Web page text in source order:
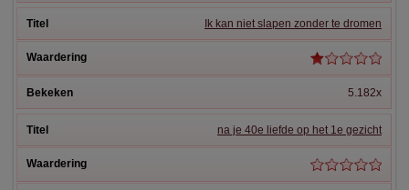
Ik kan niet slapen zonder te dromen
5.182x
na je 40e liefde op het 1e gezicht